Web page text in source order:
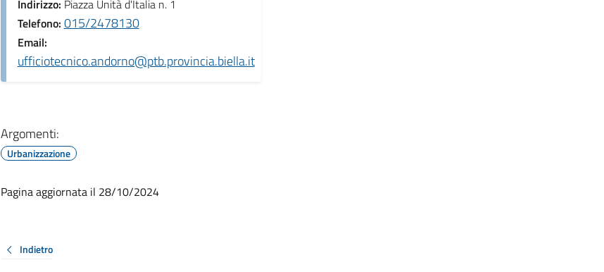
Indirizzo: Piazza Unità d'Italia n. 1
Telefono: 015/2478130
Email:
ufficiotecnico.andorno@ptb.provincia.biella.it
Argomenti:
Urbanizzazione
Pagina aggiornata il 28/10/2024
Indietro